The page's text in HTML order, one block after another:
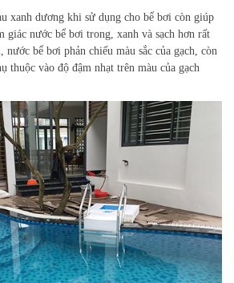
xanh dương khi sử dụng cho bể bơi còn giúp
giác nước bể bơi trong, xanh và sạch hơn rất
bể bơi phản chiếu màu sắc của gạch, còn
thuộc vào độ đậm nhạt trên màu của gạch